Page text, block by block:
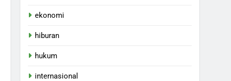
ekonomi
hiburan
hukum
internasional